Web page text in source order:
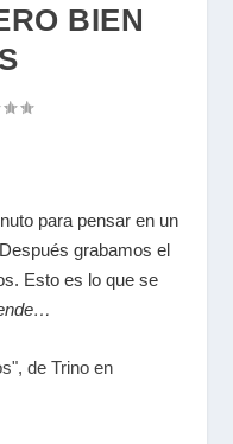
BIEN
para pensar en un
grabamos el
Esto es lo que se
de Trino en